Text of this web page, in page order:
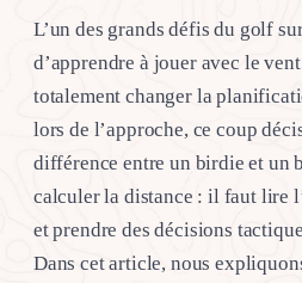
L’un des grands défis du golf
d’apprendre à jouer avec le
totalement changer la
lors de l’approche, ce coup
différence entre un birdie et un
calculer la distance : il faut lire
et prendre des décisions
Dans cet article, nous